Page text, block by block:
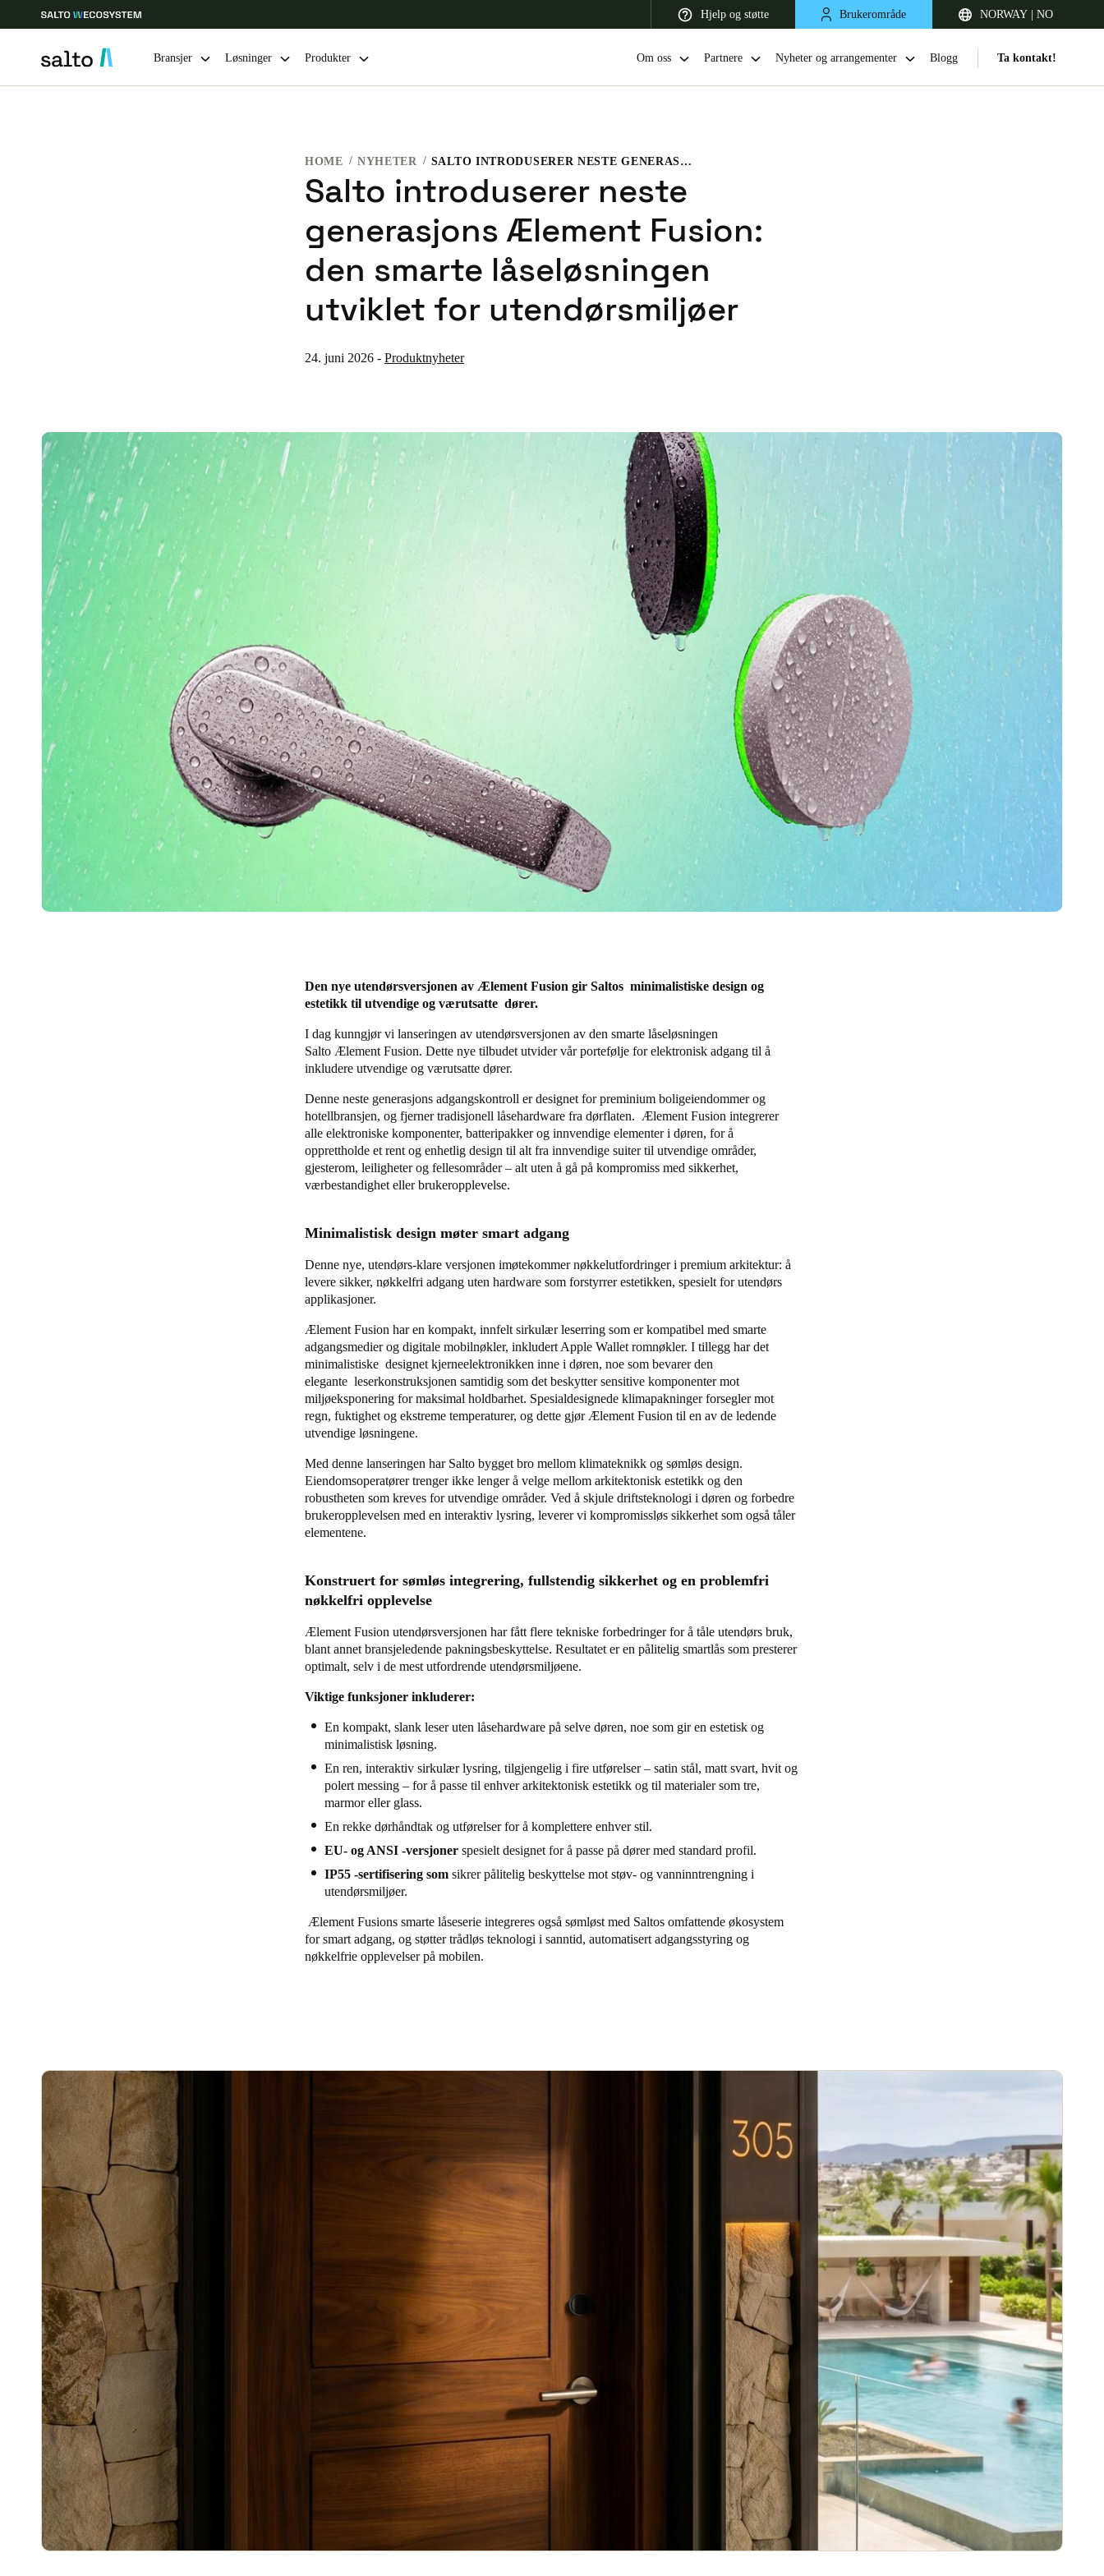
Hjelp og støtte Brukerområde NORWAY | NO
Caribbean - Latin America Africa, Middle East, and India Asia Pacific
Switzerland
Deutsch
Français
Français
Italy
Italiano
Russia
Russian
Czech Republic
Čeština
Norway
Norsk
English
Lagre nytt valg som standard
Bransjer Løsninger Produkter Om oss Partnere Nyheter og arrangementer Blogg Ta kontakt!
HOME NYHETER SALTO INTRODUSERER NESTE GENERASJONS ÆLEMENT FUSION: DEN SMARTE LÅSELØSNINGEN UTVIKLET FOR UTENDØRSMILJØER
Salto introduserer neste
generasjons Ælement Fusion:
den smarte låseløsningen
utviklet for utendørsmiljøer
24. juni 2026 - Produktnyheter
Den nye utendørsversjonen av Ælement Fusion gir Saltos minimalistiske design og
estetikk til utvendige og værutsatte dører.
I dag kunngjør vi lanseringen av utendørsversjonen av den smarte låseløsningen
Salto Ælement Fusion. Dette nye tilbudet utvider vår portefølje for elektronisk adgang til å
inkludere utvendige og værutsatte dører.
Denne neste generasjons adgangskontroll er designet for preminium boligeiendommer og
hotellbransjen, og fjerner tradisjonell låsehardware fra dørflaten. Ælement Fusion integrerer
alle elektroniske komponenter, batteripakker og innvendige elementer i døren, for å
opprettholde et rent og enhetlig design til alt fra innvendige suiter til utvendige områder,
gjesterom, leiligheter og fellesområder – alt uten å gå på kompromiss med sikkerhet,
værbestandighet eller brukeropplevelse.
Minimalistisk design møter smart adgang
Denne nye, utendørs-klare versjonen imøtekommer nøkkelutfordringer i premium arkitektur: å
levere sikker, nøkkelfri adgang uten hardware som forstyrrer estetikken, spesielt for utendørs
applikasjoner.
Ælement Fusion har en kompakt, innfelt sirkulær leserring som er kompatibel med smarte
adgangsmedier og digitale mobilnøkler, inkludert Apple Wallet romnøkler. I tillegg har det
minimalistiske designet kjerneelektronikken inne i døren, noe som bevarer den
elegante leserkonstruksjonen samtidig som det beskytter sensitive komponenter mot
miljøeksponering for maksimal holdbarhet. Spesialdesignede klimapakninger forsegler mot
regn, fuktighet og ekstreme temperaturer, og dette gjør Ælement Fusion til en av de ledende
utvendige løsningene.
Med denne lanseringen har Salto bygget bro mellom klimateknikk og sømløs design.
Eiendomsoperatører trenger ikke lenger å velge mellom arkitektonisk estetikk og den
robustheten som kreves for utvendige områder. Ved å skjule driftsteknologi i døren og forbedre
brukeropplevelsen med en interaktiv lysring, leverer vi kompromissløs sikkerhet som også tåler
elementene.
Konstruert for sømløs integrering, fullstendig sikkerhet og en problemfri
nøkkelfri opplevelse
Ælement Fusion utendørsversjonen har fått flere tekniske forbedringer for å tåle utendørs bruk,
blant annet bransjeledende pakningsbeskyttelse. Resultatet er en pålitelig smartlås som presterer
optimalt, selv i de mest utfordrende utendørsmiljøene.
Viktige funksjoner inkluderer:
En kompakt, slank leser uten låsehardware på selve døren, noe som gir en estetisk og
minimalistisk løsning.
En ren, interaktiv sirkulær lysring, tilgjengelig i fire utførelser – satin stål, matt svart, hvit og
polert messing – for å passe til enhver arkitektonisk estetikk og til materialer som tre,
marmor eller glass.
En rekke dørhåndtak og utførelser for å komplettere enhver stil.
EU- og ANSI -versjoner spesielt designet for å passe på dører med standard profil.
IP55 -sertifisering som sikrer pålitelig beskyttelse mot støv- og vanninntrengning i
utendørsmiljøer.
Ælement Fusions smarte låseserie integreres også sømløst med Saltos omfattende økosystem
for smart adgang, og støtter trådløs teknologi i sanntid, automatisert adgangsstyring og
nøkkelfrie opplevelser på mobilen.